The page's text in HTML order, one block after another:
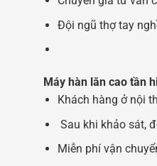
Đội ngũ thợ tay
Máy hàn lăn cao tần
Khách hàng ở nội
Sau khi khảo sát,
Miễn phí vận